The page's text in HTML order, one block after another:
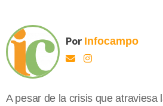
Por Infocampo
A pesar de la crisis que atraviesa